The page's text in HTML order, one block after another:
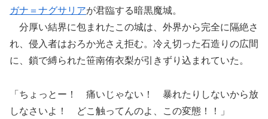
ガナ＝ナグサリアが君臨する暗黒魔城。
分厚い結界に包まれたこの城は、外界から完全に隔絶さ
れ、侵入者はおろか光さえ拒む。冷え切った石造りの広間
に、鎖で縛られた笹南侑衣梨が引きずり込まれていた。
「ちょっとー！ 痛いじゃない！ 暴れたりしないから放
しなさいよ！ どこ触ってんのよ、この変態！！」